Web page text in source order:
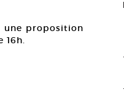
une proposition
16h.